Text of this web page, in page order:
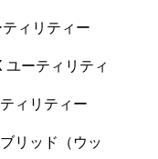
ィリティー
ユーティリティ
ィリティー
リッド（ウッ